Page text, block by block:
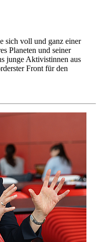
sich voll und ganz einer
Planeten und seiner
junge Aktivistinnen aus
Front für den